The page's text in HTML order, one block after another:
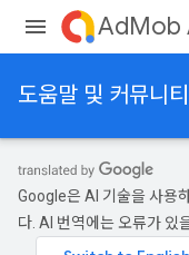
AdMob
도움말 및 커뮤니티
Google은 AI 기술을 사용
다. AI 번역에는 오류가 있